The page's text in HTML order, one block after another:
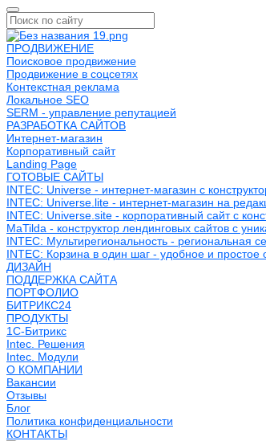
ПРОДВИЖЕНИЕ
Поисковое продвижение
Продвижение в соцсетях
Контекстная реклама
Локальное SEO
SERM - управление репутацией
РАЗРАБОТКА САЙТОВ
Интернет-магазин
Корпоративный сайт
Landing Page
ГОТОВЫЕ САЙТЫ
INTEC: Universe - интернет-магазин с
INTEC: Universe.lite - интернет-магазин на
INTEC: Universe.site - корпоративный сайт с
MaTilda - конструктор лендинговых сайтов с
INTEC: Мультирегиональность - региональная
INTEC: Корзина в один шаг - удобное и
ДИЗАЙН
ПОДДЕРЖКА САЙТА
ПОРТФОЛИО
БИТРИКС24
ПРОДУКТЫ
1С-Битрикс
Intec. Решения
Intec. Модули
О КОМПАНИИ
Вакансии
Отзывы
Блог
Политика конфиденциальности
КОНТАКТЫ